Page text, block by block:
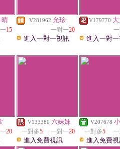
晴
15
V281962 允珍
一對一20
進入一對一視訊
V179770
進入一對
20
V133380 六妹妹
一對多5 一對一20
進入免費視訊
V207678
一對多5
進入免費